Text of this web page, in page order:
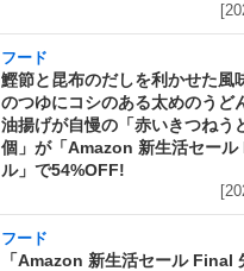
フード
鰹節と昆布のだしを利かせた風
のつゆにコシのある太めのうど
油揚げが自慢の「赤いきつねう
個」が「Amazon 新生活セー
ル」で54%OFF!
フード
「Amazon 新生活セール Final